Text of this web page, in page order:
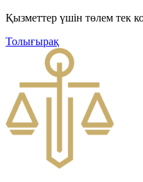
Қызметтер үшін төлем тек
Толығырақ